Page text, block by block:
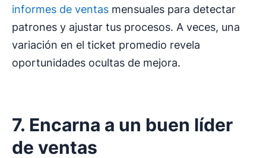
informes de ventas mensuales para detectar
patrones y ajustar tus procesos. A veces, una
variación en el ticket promedio revela
oportunidades ocultas de mejora.
7. Encarna a un buen líder
de ventas